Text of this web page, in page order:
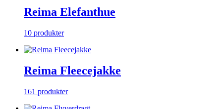
Reima Elefanthue
10 produkter
Reima Fleecejakke
161 produkter